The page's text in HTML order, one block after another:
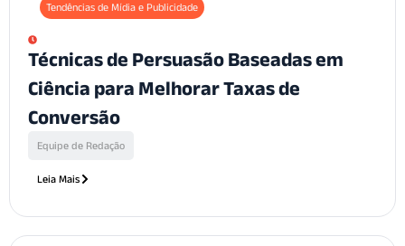
Tendências de Mídia e Publicidade
Técnicas de Persuasão Baseadas em
Ciência para Melhorar Taxas de
Conversão
Equipe de Redação
Leia Mais